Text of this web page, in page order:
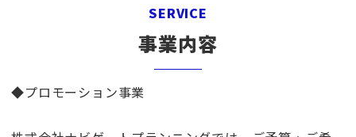
SERVICE
事業内容
◆プロモーション事業